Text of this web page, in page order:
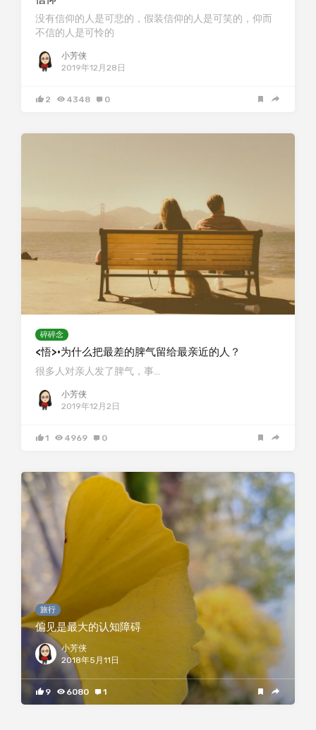
没有信仰的人是可悲的，假装信仰的人是可笑的，仰而
不信的人是可怜的
小芳侠
2019年12月28日
2 4348 0
碎碎念
<悟>·为什么把最差的脾气留给最亲近的人？
很多人对亲人发了脾气，事…
小芳侠
2019年12月2日
1 4969 0
旅行
偏见是最大的认知障碍
小芳侠
2018年5月11日
9 6080 1